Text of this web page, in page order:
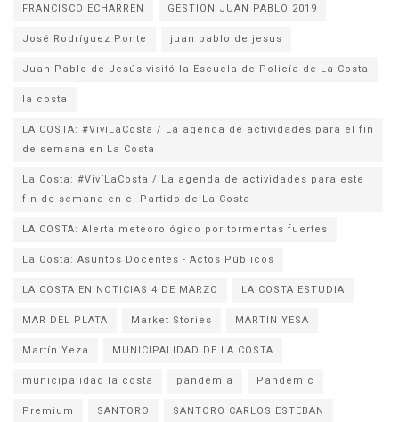
FRANCISCO ECHARREN
GESTION JUAN PABLO 2019
José Rodríguez Ponte
juan pablo de jesus
la costa
LA COSTA: #VivíLaCosta / La agenda de actividades para el fin
de semana en La Costa
La Costa: #VivíLaCosta / La agenda de actividades para este
fin de semana en el Partido de La Costa
LA COSTA: Alerta meteorológico por tormentas fuertes
La Costa: Asuntos Docentes - Actos Públicos
LA COSTA EN NOTICIAS 4 DE MARZO
LA COSTA ESTUDIA
MAR DEL PLATA
Market Stories
MARTIN YESA
Martín Yeza
MUNICIPALIDAD DE LA COSTA
municipalidad la costa
pandemia
Pandemic
Premium
SANTORO
SANTORO CARLOS ESTEBAN